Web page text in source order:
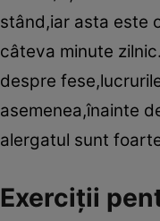
stând,iar asta este
câteva minute
despre
asemenea,înainte
alergatul sunt
Exerciţii